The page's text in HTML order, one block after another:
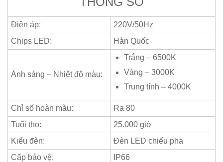
Điện áp:
220V/50Hz
Chips LED:
Hàn Quốc
Ánh sáng – Nhiệt độ màu:
Trắng – 6500K
Vàng – 3000K
Trung tính – 4000K
Chỉ số hoàn màu:
Ra 80
Tuổi thọ:
25.000 giờ
Kiểu đèn:
Đèn LED chiếu pha
Cấp bảo vệ:
IP66